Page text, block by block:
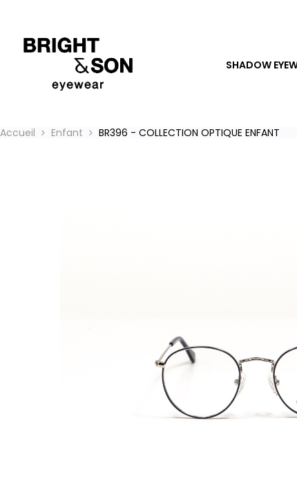
SHADOW
Accueil Enfant BR396 - COLLECTION OPTIQUE ENFANT